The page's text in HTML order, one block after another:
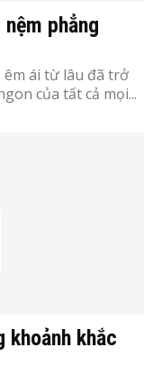
phẳng
êm ái từ lâu đã trở
của tất cả mọi...
khoảnh khắc